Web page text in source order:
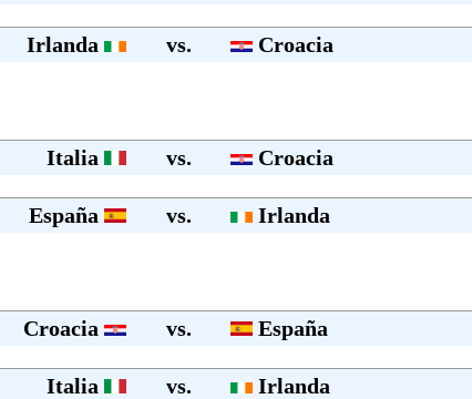
Irlanda vs. Croacia
Italia vs. Croacia
España vs. Irlanda
Croacia vs. España
Italia vs. Irlanda